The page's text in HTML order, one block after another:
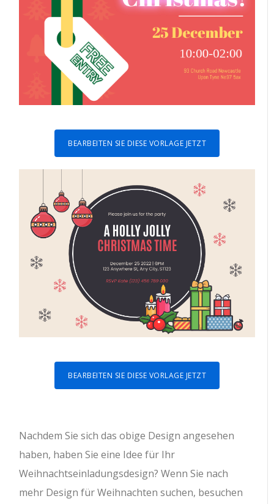
BEARBEITEN SIE DIESE VORLAGE JETZT
BEARBEITEN SIE DIESE VORLAGE JETZT
Nachdem Sie sich das obige Design angesehen
haben, haben Sie eine Idee für Ihr
Weihnachtseinladungsdesign? Wenn Sie nach
mehr Design für Weihnachten suchen, besuchen